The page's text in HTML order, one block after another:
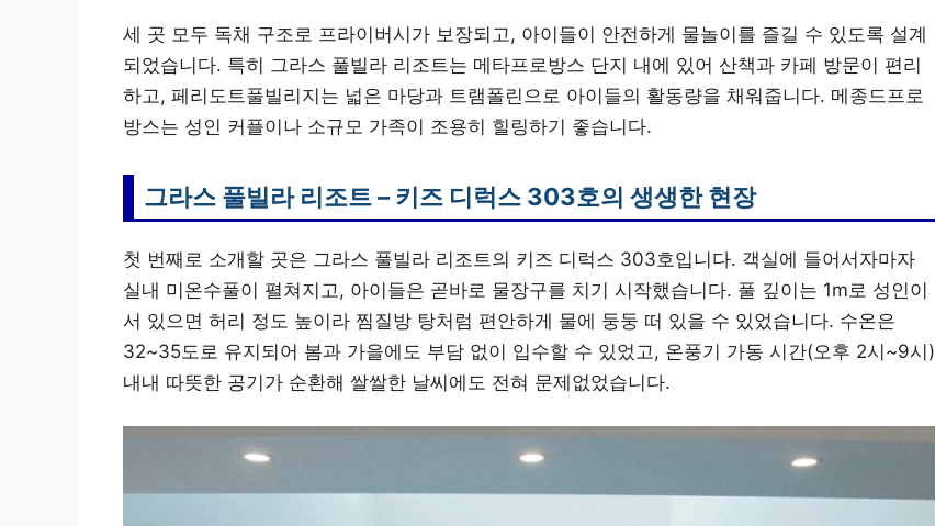
세 곳 모두 독채 구조로 프라이버시가 보장되고, 아이들이 안전하게 물놀이를 즐길 수 있도록 설계
되었습니다. 특히 그라스 풀빌라 리조트는 메타프로방스 단지 내에 있어 산책과 카페 방문이 편리
하고, 페리도트풀빌리지는 넓은 마당과 트램폴린으로 아이들의 활동량을 채워줍니다. 메종드프로
방스는 성인 커플이나 소규모 가족이 조용히 힐링하기 좋습니다.
그라스 풀빌라 리조트 – 키즈 디럭스 303호의 생생한 현장
첫 번째로 소개할 곳은 그라스 풀빌라 리조트의 키즈 디럭스 303호입니다. 객실에 들어서자마자
실내 미온수풀이 펼쳐지고, 아이들은 곧바로 물장구를 치기 시작했습니다. 풀 깊이는 1m로 성인이
서 있으면 허리 정도 높이라 찜질방 탕처럼 편안하게 물에 둥둥 떠 있을 수 있었습니다. 수온은
32~35도로 유지되어 봄과 가을에도 부담 없이 입수할 수 있었고, 온풍기 가동 시간(오후 2시~9시)
내내 따뜻한 공기가 순환해 쌀쌀한 날씨에도 전혀 문제없었습니다.